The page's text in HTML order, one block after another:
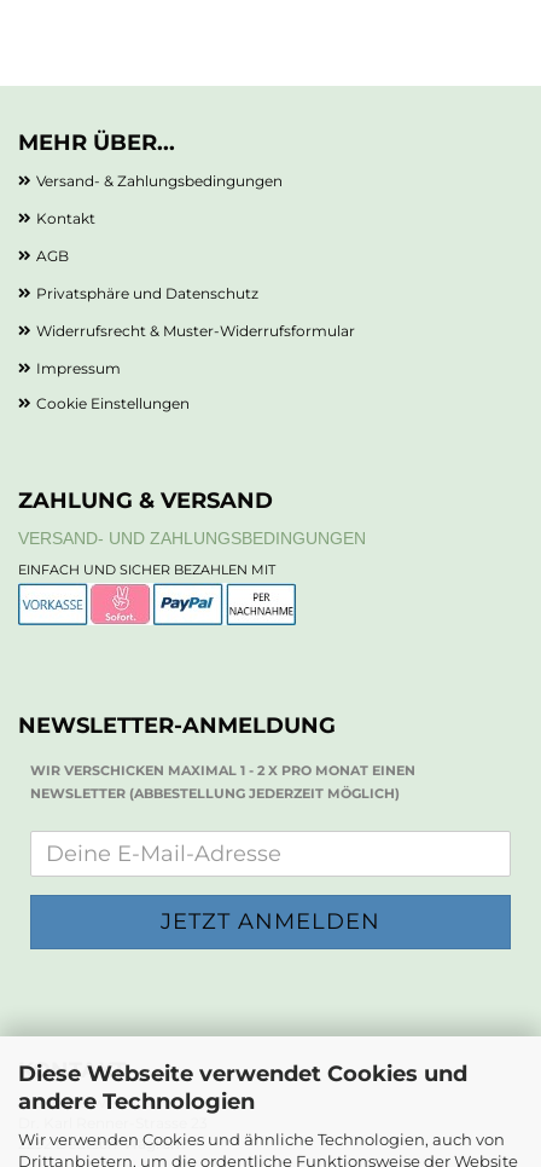
Diese Webseite verwendet Cookies und
andere Technologien
Wir verwenden Cookies und ähnliche Technologien, auch von
Drittanbietern, um die ordentliche Funktionsweise der Website
MEHR ÜBER...
Versand- & Zahlungsbedingungen
Kontakt
AGB
Privatsphäre und Datenschutz
Widerrufsrecht & Muster-Widerrufsformular
Impressum
Cookie Einstellungen
ZAHLUNG & VERSAND
VERSAND- UND ZAHLUNGSBEDINGUNGEN
EINFACH UND SICHER BEZAHLEN MIT
NEWSLETTER-ANMELDUNG
WIR VERSCHICKEN MAXIMAL 1 - 2 X PRO MONAT EINEN
NEWSLETTER (ABBESTELLUNG JEDERZEIT MÖGLICH)
KONTAKT
Die Papierwerkstatt
2232 Deutsch-Wagram